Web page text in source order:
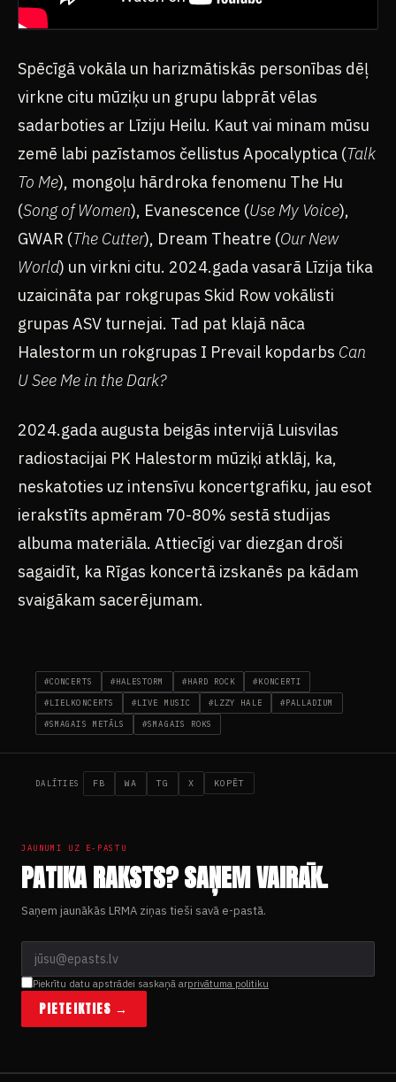
Spēcīgā vokāla un harizmātiskās personības dēļ
virkne citu mūziķu un grupu labprāt vēlas
sadarboties ar Līziju Heilu. Kaut vai minam mūsu
zemē labi pazīstamos čellistus Apocalyptica (Talk
To Me), mongoļu hārdroka fenomenu The Hu
(Song of Women), Evanescence (Use My Voice),
GWAR (The Cutter), Dream Theatre (Our New
World) un virkni citu. 2024.gada vasarā Līzija tika
uzaicināta par rokgrupas Skid Row vokālisti
grupas ASV turnejai. Tad pat klajā nāca
Halestorm un rokgrupas I Prevail kopdarbs Can
U See Me in the Dark?
2024.gada augusta beigās intervijā Luisvilas
radiostacijai PK Halestorm mūziķi atklāj, ka,
neskatoties uz intensīvu koncertgrafiku, jau esot
ierakstīts apmēram 70-80% sestā studijas
albuma materiāla. Attiecīgi var diezgan droši
sagaidīt, ka Rīgas koncertā izskanēs pa kādam
svaigākam sacerējumam.
#CONCERTS #HALESTORM #HARD ROCK #KONCERTI
#LIELKONCERTS #LIVE MUSIC #LZZY HALE #PALLADIUM
#SMAGAIS METĀLS #SMAGAIS ROKS
DALĪTIES FB WA TG X KOPĒT
JAUNUMI UZ E-PASTU
PATIKA RAKSTS? SAŅEM VAIRĀK.
Saņem jaunākās LRMA ziņas tieši savā e-pastā.
Piekrītu datu apstrādei saskaņā arprivātuma politiku
PIETEIKTIES →